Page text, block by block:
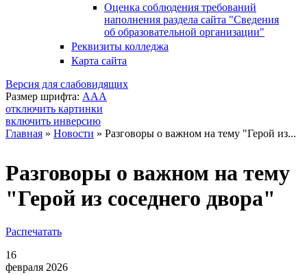
Оценка соблюдения требований
наполнения раздела сайта "Сведения
об образовательной организации"
Реквизиты колледжа
Карта сайта
Версия для слабовидящих
Размер шрифта: AAA
отключить картинки
включить инверсию
Главная » Новости » Разговоры о важном на тему "Герой из...
Разговоры о важном на тему
"Герой из соседнего двора"
Распечатать
16
февраля 2026